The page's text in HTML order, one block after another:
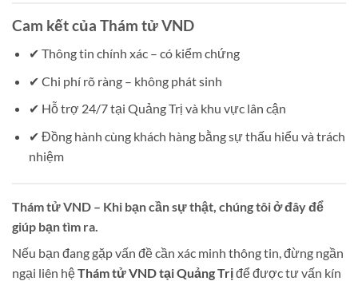
Cam kết của Thám tử VND
✔ Thông tin chính xác – có kiểm chứng
✔ Chi phí rõ ràng – không phát sinh
✔ Hỗ trợ 24/7 tại Quảng Trị và khu vực lân cận
✔ Đồng hành cùng khách hàng bằng sự thấu hiểu và trách
nhiệm
Thám tử VND – Khi bạn cần sự thật, chúng tôi ở đây để
giúp bạn tìm ra.
Nếu bạn đang gặp vấn đề cần xác minh thông tin, đừng ngần
ngại liên hệThám tử VND tại Quảng Trịđể được tư vấn kín